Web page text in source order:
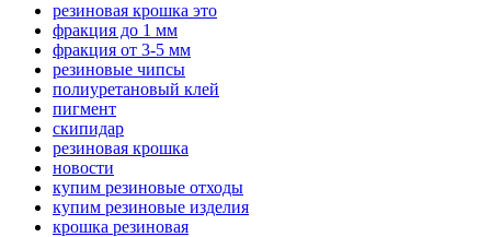
резиновая крошка это
фракция до 1 мм
фракция от 3-5 мм
резиновые чипсы
полиуретановый клей
пигмент
скипидар
резиновая крошка
новости
купим резиновые отходы
купим резиновые изделия
крошка резиновая